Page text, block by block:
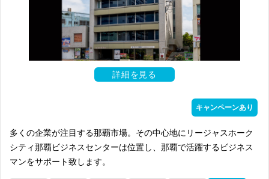
詳細を見る
キャンペーンあり
多くの企業が注目する那覇市場。その中心地にリージャスホーク
シティ那覇ビジネスセンターは位置し、那覇で活躍するビジネス
マンをサポート致します。